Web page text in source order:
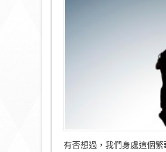
有否想過，我們身處這個繁